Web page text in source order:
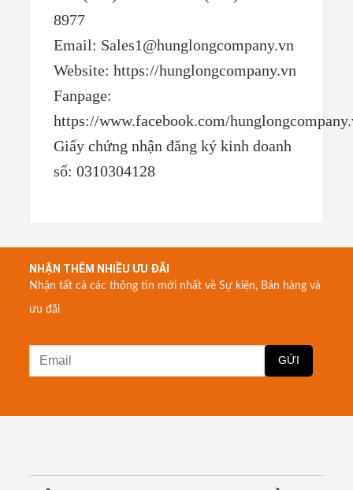
8977
Email: Sales1@hunglongcompany.vn
Website: https://hunglongcompany.vn
Fanpage:
https://www.facebook.com/
Giấy chứng nhận đăng ký kinh doanh
số: 0310304128
NHẬN THÊM NHIỀU ƯU ĐÃI
Nhận tất cả các thông tin mới nhất về Sự kiện, Bán hàng và
ưu đãi